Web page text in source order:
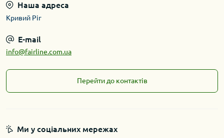
Наша адреса
Кривий Ріг
E-mail
info@fairline.com.ua
Перейти до контактів
Ми у соціальних мережах